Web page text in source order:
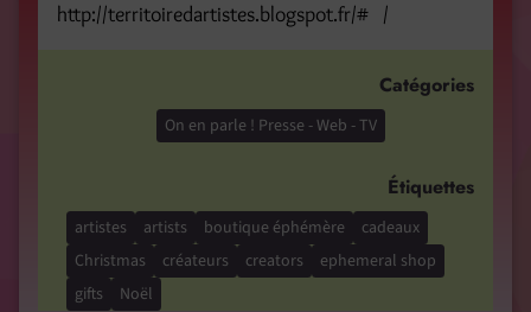
http://territoiredartistes.blogspot.fr/# /
Catégories
On en parle ! Presse - Web - TV
Étiquettes
artistes artists boutique éphémère
cadeaux
Christmas
créateurs creators
ephemeral shop
gifts
Noël